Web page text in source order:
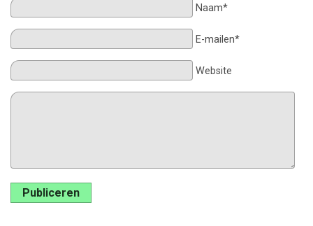
Naam*
E-mailen*
Website
Publiceren